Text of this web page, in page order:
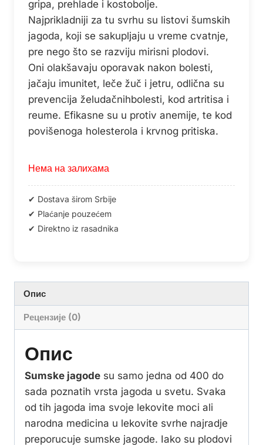
gripa, prehlade i kostobolje.
Najprikladniji za tu svrhu su listovi šumskih
jagoda, koji se sakupljaju u vreme cvatnje,
pre nego što se razviju mirisni plodovi.
Oni olakšavaju oporavak nakon bolesti,
jačaju imunitet, leče žuč i jetru, odlična su
prevencija želudačnihbolesti, kod artritisa i
reume. Efikasne su u protiv anemije, te kod
povišenoga holesterola i krvnog pritiska.
Нема на залихама
Опис
Рецензије (0)
Опис
Sumske jagode su samo jedna od 400 do
sada poznatih vrsta jagoda u svetu. Svaka
od tih jagoda ima svoje lekovite moci ali
narodna medicina u lekovite svrhe najradje
preporucuje sumske jagode. Iako su plodovi